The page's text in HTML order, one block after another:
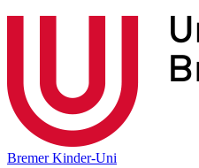
Bremer Kinder-Uni